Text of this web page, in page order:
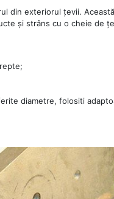
din exteriorul țevii.
și strâns cu o cheie de
diametre, folositi